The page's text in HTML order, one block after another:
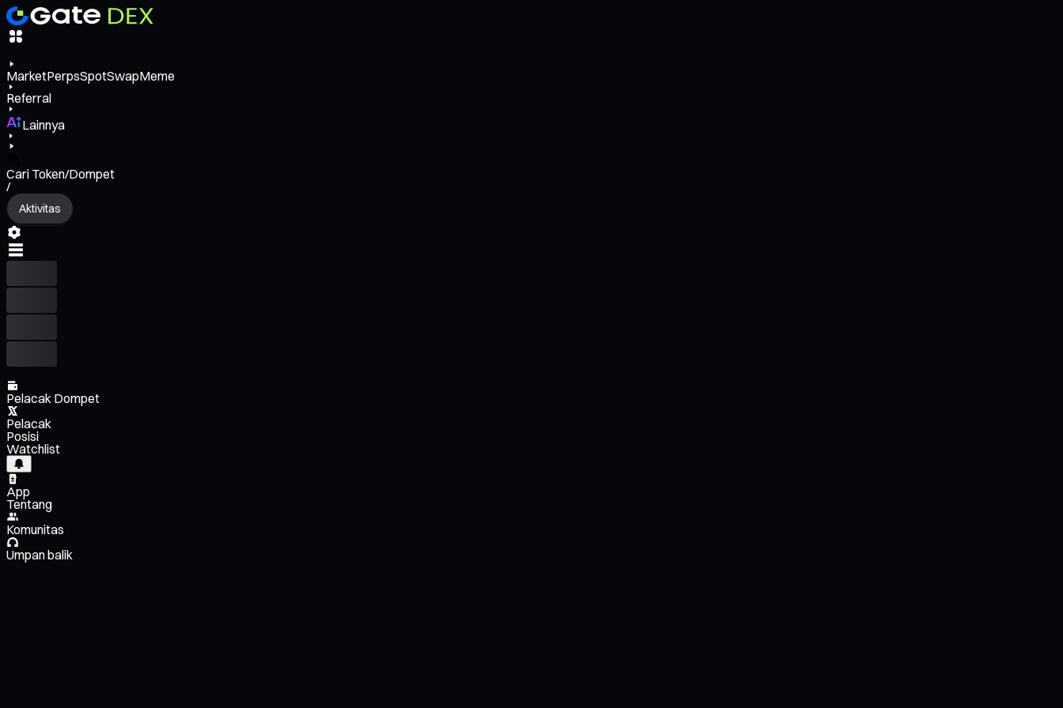
MarketPerpsSpotSwapMeme
Referral
Lainnya
Cari Token/Dompet
/
Aktivitas
Pelacak Dompet
Pelacak
Posisi
Watchlist
App
Tentang
Komunitas
Umpan balik